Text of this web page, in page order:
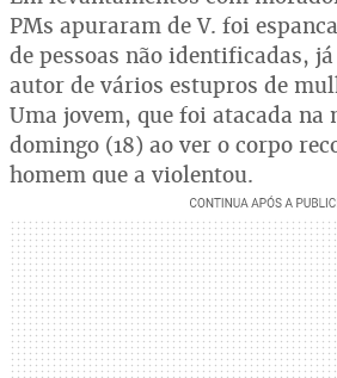
PMs apuraram de V. foi
de pessoas não identificadas,
autor de vários estupros de
Uma jovem, que foi atacada na
domingo (18) ao ver o corpo
homem que a violentou.